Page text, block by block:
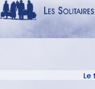
Navigation
Le